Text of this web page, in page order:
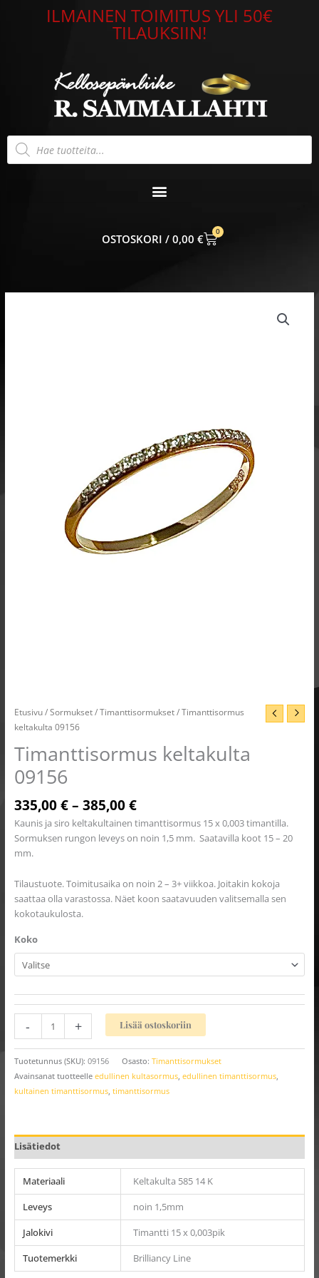
ILMAINEN TOIMITUS YLI 50€
TILAUKSIIN!
Products
search
0,00 €
0
CART
Etusivu/Sormukset/Timanttisormukset/ Timanttisormus
keltakulta 09156
Timanttisormus keltakulta
09156
335,00€ – 385,00€
Kaunis ja siro keltakultainen timanttisormus 15 x 0,003 timantilla.
Sormuksen rungon leveys on noin 1,5 mm. Saatavilla koot 15 – 20
mm.
Tilaustuote. Toimitusaika on noin 2 – 3+ viikkoa. Joitakin kokoja
saattaa olla varastossa. Näet koon saatavuuden valitsemalla sen
kokotaukulosta.
Koko
- + Lisää ostoskoriin
Tuotetunnus (SKU): 09156 Osasto: Timanttisormukset
Avainsanat tuotteelle edullinen kultasormus, edullinen timanttisormus,
kultainen timanttisormus, timanttisormus
Lisätiedot
Materiaali
Keltakulta 585 14 K
Leveys
noin 1,5mm
Jalokivi
Timantti 15 x 0,003pik
Tuotemerkki
Brilliancy Line